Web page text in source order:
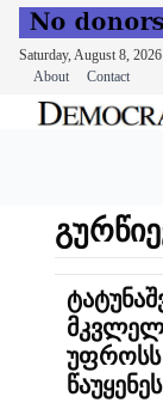
Saturday, August 8, 2026
About
Contact
წაუყენეს